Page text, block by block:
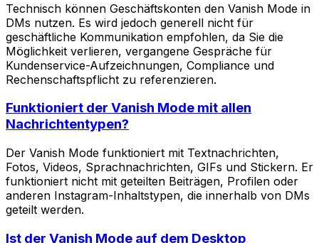
Technisch können Geschäftskonten den Vanish Mode in
DMs nutzen. Es wird jedoch generell nicht für
geschäftliche Kommunikation empfohlen, da Sie die
Möglichkeit verlieren, vergangene Gespräche für
Kundenservice-Aufzeichnungen, Compliance und
Rechenschaftspflicht zu referenzieren.
Funktioniert der Vanish Mode mit allen
Nachrichtentypen?
Der Vanish Mode funktioniert mit Textnachrichten,
Fotos, Videos, Sprachnachrichten, GIFs und Stickern. Er
funktioniert nicht mit geteilten Beiträgen, Profilen oder
anderen Instagram-Inhaltstypen, die innerhalb von DMs
geteilt werden.
Ist der Vanish Mode auf dem Desktop